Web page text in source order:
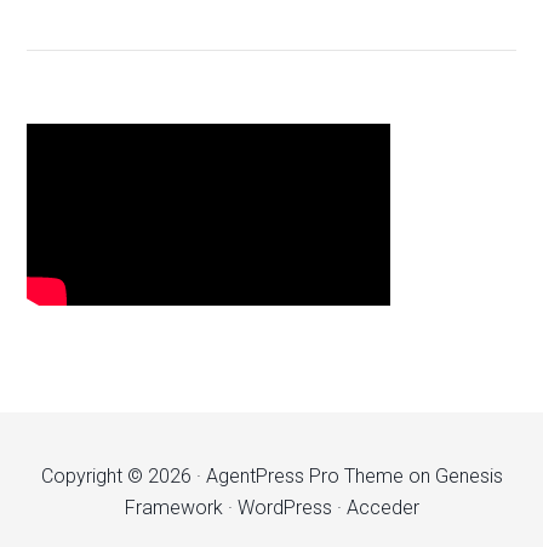
Copyright © 2026 · AgentPress Pro Theme on Genesis
Framework· WordPress · Acceder